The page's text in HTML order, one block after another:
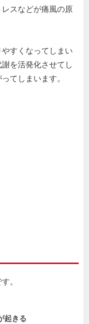
スなどが痛風の原
すくなってしまい
を活発化させてし
てしまいます。
。
起きる